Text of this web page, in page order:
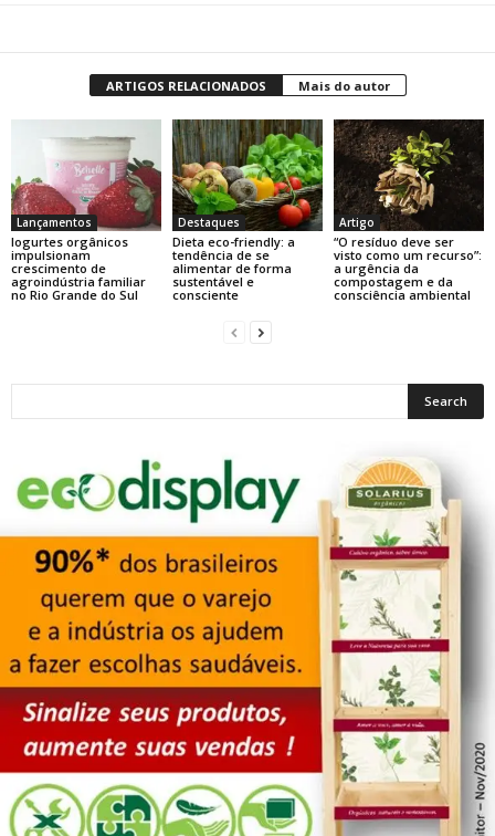
ARTIGOS RELACIONADOS Mais do autor
Lançamentos
Iogurtes orgânicos
impulsionam
crescimento de
agroindústria familiar
no Rio Grande do Sul
Destaques
Dieta eco-friendly: a
tendência de se
alimentar de forma
sustentável e
consciente
Artigo
“O resíduo deve ser
visto como um recurso”:
a urgência da
compostagem e da
consciência ambiental